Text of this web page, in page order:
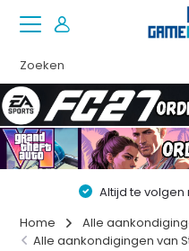
Altijd te volgen
Home
Alle
Alle aankondigingen van